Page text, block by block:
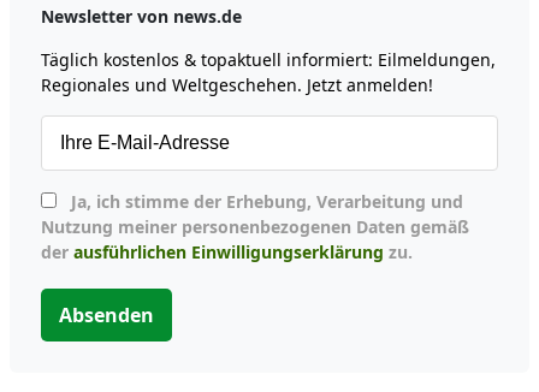
Newsletter von news.de
Täglich kostenlos & topaktuell informiert: Eilmeldungen,
Regionales und Weltgeschehen. Jetzt anmelden!
Nutzung meiner personenbezogenen Daten gemäß
der ausführlichen Einwilligungserklärung zu.
Absenden